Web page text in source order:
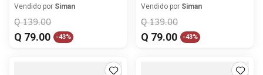
Vendido por Siman
Q 139.00
Q 79.00 -43%
unidad
Vendido por Siman
Q 139.00
Q 79.00 -43%